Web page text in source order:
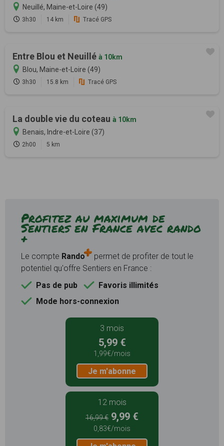
Neuillé, Maine-et-Loire (49)
3h30 14 km Tracé GPS
Entre Blou et Neuillé à 10km
Blou, Maine-et-Loire (49)
3h30 15.8 km Tracé GPS
La double vie du coteau à 10km
Benais, Indre-et-Loire (37)
2h00 5 km
Profitez au maximum de
Sentiers en France avec rando
+
Le compte Rando
permet de profiter de tout le
potentiel qu'offre Sentiers en France :
Pas de pub
Favoris illimités
Mode hors-connexion
3 mois
5,99 €
1,99€/mois
Je m'abonne
12 mois
16,99 € 9,99 €
0,83€/mois